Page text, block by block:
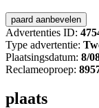
Advertenties ID:
Type advertentie:
Plaatsingsdatum: 8/
Reclameoproep:
plaats